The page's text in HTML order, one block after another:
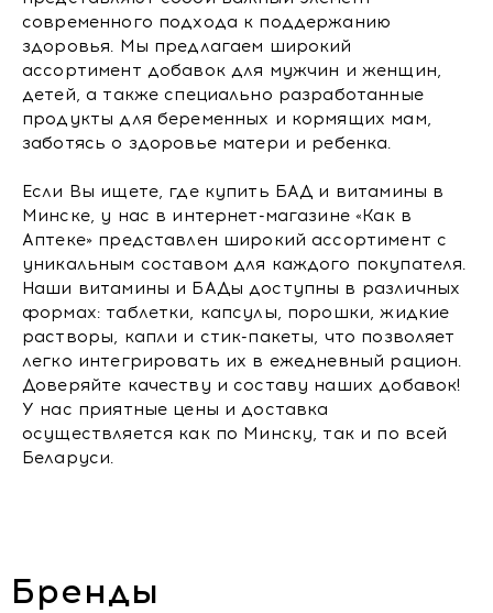
современного подхода к поддержанию
здоровья. Мы предлагаем широкий
ассортимент добавок для мужчин и женщин,
детей, а также специально разработанные
продукты для беременных и кормящих мам,
заботясь о здоровье матери и ребенка.
Если Вы ищете, где купить БАД и витамины в
Минске, у нас в интернет-магазине «Как в
Аптеке» представлен широкий ассортимент с
уникальным составом для каждого покупателя.
Наши витамины и БАДы доступны в различных
формах: таблетки, капсулы, порошки, жидкие
растворы, капли и стик-пакеты, что позволяет
легко интегрировать их в ежедневный рацион.
Доверяйте качеству и составу наших добавок!
У нас приятные цены и доставка
осуществляется как по Минску, так и по всей
Беларуси.
Бренды